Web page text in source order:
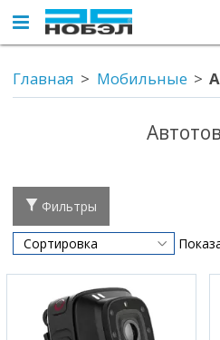
Главная Мобильные
Фильтры